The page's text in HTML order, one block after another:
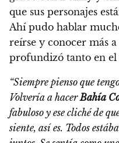
que sus personajes
Ahí pudo hablar
reírse y conocer más
profundizó tanto en el
“Siempre pienso que
Volvería a hacerBahía
fabuloso y ese cliché de
siente, así es. Todos